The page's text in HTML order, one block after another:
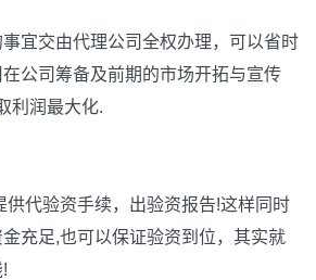
交由代理公司全权办理，可以省时
公司筹备及前期的市场开拓与宣传
利润最大化.
供代验资手续，出验资报告!这样同时
充足,也可以保证验资到位，其实就